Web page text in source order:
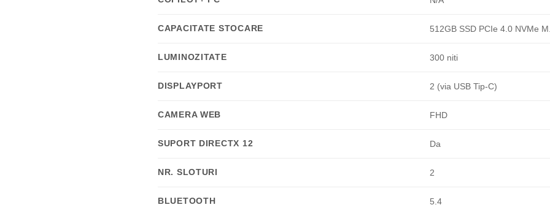
CAPACITATE STOCARE 512GB SSD PCIe 4.0 NVMe
LUMINOZITATE 300 niti
DISPLAYPORT 2 (via USB Tip-C)
CAMERA WEB FHD
SUPORT DIRECTX 12 Da
NR. SLOTURI 2
BLUETOOTH 5.4